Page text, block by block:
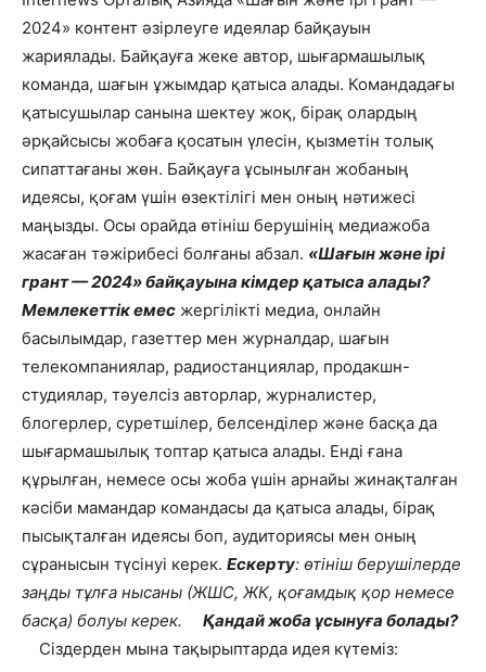
2024» контент әзірлеуге идеялар байқауын
жариялады. Байқауға жеке автор, шығармашылық
команда, шағын ұжымдар қатыса алады. Командадағы
қатысушылар санына шектеу жоқ, бірақ олардың
әрқайсысы жобаға қосатын үлесін, қызметін толық
сипаттағаны жөн. Байқауға ұсынылған жобаның
идеясы, қоғам үшін өзектілігі мен оның нәтижесі
маңызды. Осы орайда өтініш берушінің медиажоба
жасаған тәжірибесі болғаны абзал. «Шағын және ірі
грант — 2024» байқауына кімдер қатыса алады?
Мемлекеттік емес жергілікті медиа, онлайн
басылымдар, газеттер мен журналдар, шағын
телекомпаниялар, радиостанциялар, продакшн-
студиялар, тәуелсіз авторлар, журналистер,
блогерлер, суретшілер, белсенділер және басқа да
шығармашылық топтар қатыса алады. Енді ғана
құрылған, немесе осы жоба үшін арнайы жинақталған
кәсіби мамандар командасы да қатыса алады, бірақ
пысықталған идеясы боп, аудиториясы мен оның
сұранысын түсінуі керек. Ескерту: өтініш берушілерде
заңды тұлға нысаны (ЖШС, ЖК, қоғамдық қор немесе
басқа) болуы керек.
Қандай жоба ұсынуға болады?
Сіздерден мына тақырыптарда идея күтеміз: